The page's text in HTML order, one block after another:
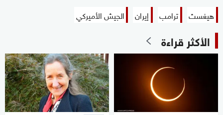
هيغسث ترامب إيران الجيش الأميركي
الأكثر قراءة